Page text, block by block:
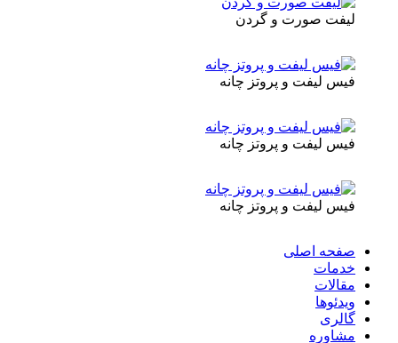
لیفت صورت و گردن
فیس لیفت و پروتز چانه
فیس لیفت و پروتز چانه
فیس لیفت و پروتز چانه
صفحه اصلی
خدمات
مقالات
ویدئوها
گالری
مشاوره